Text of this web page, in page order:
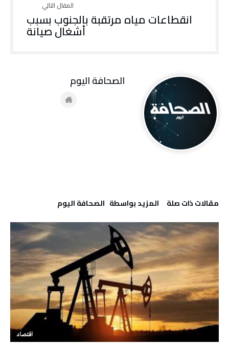
انقطاعات مياه مرتقبة بالجنوب بسبب
أشغال صيانة
‫مقالات ذات صلة‬ ‫‫المزيد بواسطة‬ ‬ ‭ ‬الصحافة‭ ‬اليوم
اقتصاد